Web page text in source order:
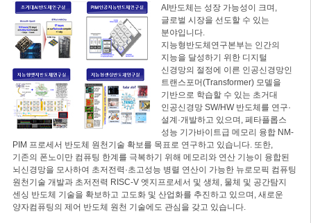
AI반도체는 성장 가능성이 크며,
글로벌 시장을 선도할 수 있는
분야입니다.
지능형반도체연구본부는 인간의
지능을 달성하기 위한 디지털
신경망의 절정에 이른 인공신경망인
트랜스포머(Transformer) 모델을
기반으로 학습할 수 있는 초거대
인공신경망 SW/HW 반도체를 연구·
설계·개발하고 있으며, 페타플롭스
성능 기가바이트급 메모리 융합 NM-
PIM 프로세서 반도체 원천기술 확보를 목표로 연구하고 있습니다. 또한,
기존의 폰노이만 컴퓨팅 한계를 극복하기 위해 메모리와 연산 기능이 융합된
뇌신경망을 모사하여 초저전력·초고성능 병렬 연산이 가능한 뉴로모픽 컴퓨팅
원천기술 개발과 초저전력 RISC-V 엣지프로세서 및 생체, 물체 및 공간탐지
센싱 반도체 기술을 확보하고 고도화 및 산업화를 추진하고 있으며, 새로운
양자컴퓨팅의 제어 반도체 원천 기술에도 관심을 갖고 있습니다.